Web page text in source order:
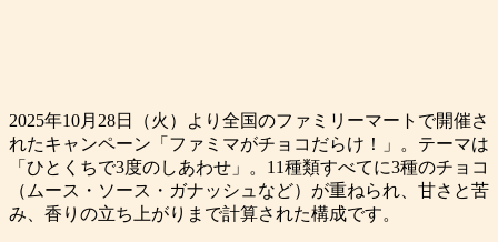
2025年10月28日（火）より全国のファミリーマートで開催さ
れたキャンペーン「ファミマがチョコだらけ！」。テーマは
「ひとくちで3度のしあわせ」。11種類すべてに3種のチョコ
（ムース・ソース・ガナッシュなど）が重ねられ、甘さと苦
み、香りの立ち上がりまで計算された構成です。